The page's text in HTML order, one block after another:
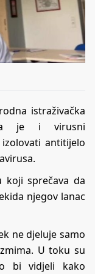
istraživačka
je i virusni
antitijelo
koji sprečava da
njegov lanac
ne djeluje samo
U toku su
bi vidjeli kako